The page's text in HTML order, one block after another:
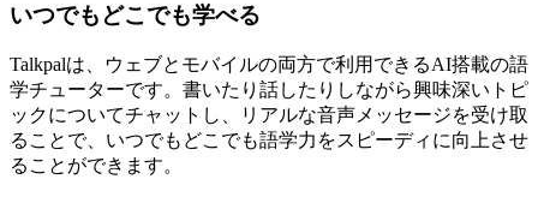
いつでもどこでも学べる
Talkpalは、ウェブとモバイルの両方で利用できるAI搭載の語
学チューターです。書いたり話したりしながら興味深いトピ
ックについてチャットし、リアルな音声メッセージを受け取
ることで、いつでもどこでも語学力をスピーディに向上させ
ることができます。